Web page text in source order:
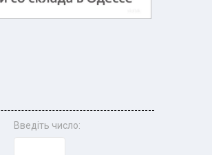
Введіть число: